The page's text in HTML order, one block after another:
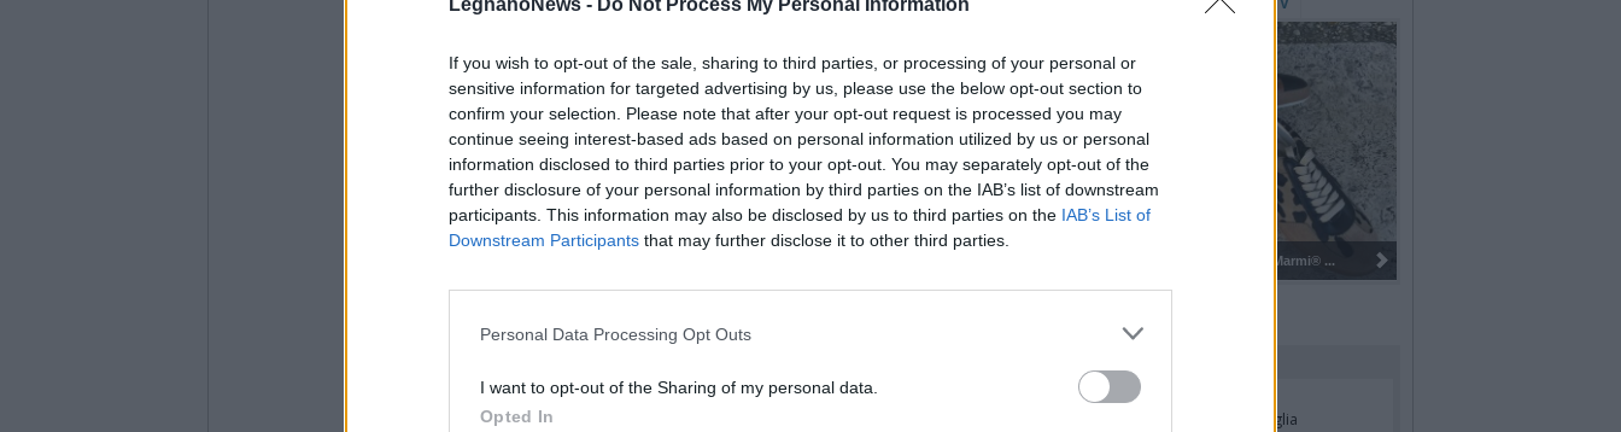
LegnanoNews - Do Not Process My Personal Information
If you wish to opt-out of the sale, sharing to third parties, or processing of your personal or
sensitive information for targeted advertising by us, please use the below opt-out section to
confirm your selection. Please note that after your opt-out request is processed you may
continue seeing interest-based ads based on personal information utilized by us or personal
information disclosed to third parties prior to your opt-out. You may separately opt-out of the
further disclosure of your personal information by third parties on the IAB’s list of downstream
participants. This information may also be disclosed by us to third parties on the IAB’s List of
Downstream Participants that may further disclose it to other third parties.
Personal Data Processing Opt Outs
I want to opt-out of the Sharing of my personal data.
Opted In
Gli Ambulanti di Forte dei Marmi® ...
Marian Jasik
- Annuncio famiglia